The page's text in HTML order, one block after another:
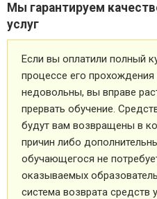
Мы гарантируем
услуг
Если вы оплатили полный
процессе его
недовольны, вы вправе
прервать обучение.
будут вам возвращены в
причин либо
обучающегося не
оказываемых
система возврата средств